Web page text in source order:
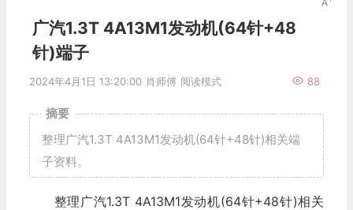
广汽1.3T 4A13M1发动机(64针+48
针)端子
2024年4月1日 13:20:00 肖师傅 88
阅读模式
摘要
整理广汽1.3T 4A13M1发动机(64针+48针)相关端
子资料。
整理广汽1.3T 4A13M1发动机(64针+48针)相关